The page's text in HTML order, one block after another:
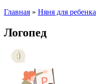
Главная » Няня для ребенка
Логопед